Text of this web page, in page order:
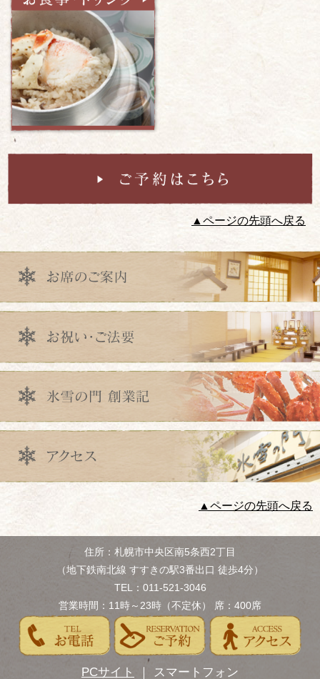
▲ページの先頭へ戻る
▲ページの先頭へ戻る
住所：札幌市中央区南5条西2丁目
（地下鉄南北線 すすきの駅3番出口 徒歩4分）
TEL：011-521-3046
営業時間：11時～23時（不定休） 席：400席
PCサイト ｜ スマートフォン